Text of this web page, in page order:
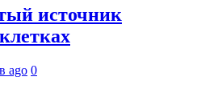
источник
ago 0